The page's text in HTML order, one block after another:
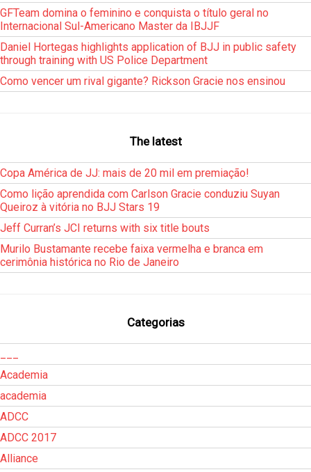
GFTeam domina o feminino e conquista o título geral no
Internacional Sul-Americano Master da IBJJF
Daniel Hortegas highlights application of BJJ in public safety
through training with US Police Department
Como vencer um rival gigante? Rickson Gracie nos ensinou
The latest
Copa América de JJ: mais de 20 mil em premiação!
Como lição aprendida com Carlson Gracie conduziu Suyan
Queiroz à vitória no BJJ Stars 19
Jeff Curran’s JCI returns with six title bouts
Murilo Bustamante recebe faixa vermelha e branca em
cerimônia histórica no Rio de Janeiro
Categorias
Academia
academia
ADCC
ADCC 2017
Alliance